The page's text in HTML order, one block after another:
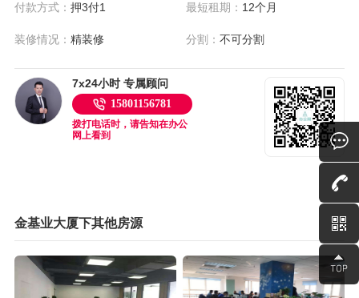
付款方式： 押3付1 最短租期： 12个月
装修情况： 精装修 分割：不可分割
7x24小时 专属顾问
15801156781
拨打电话时，请告知在办公
网上看到
金基业大厦下其他房源